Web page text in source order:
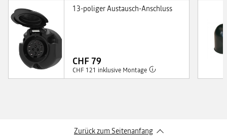
13-poliger Austausch-Anschluss
CHF 79
CHF 121 inklusive Montage
Zurück zum Seitenanfang